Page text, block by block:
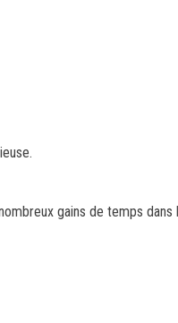
gains de temps